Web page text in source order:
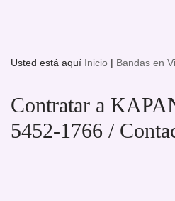
Usted está aquí Inicio | Bandas en
Contratar a
5452-1766 /